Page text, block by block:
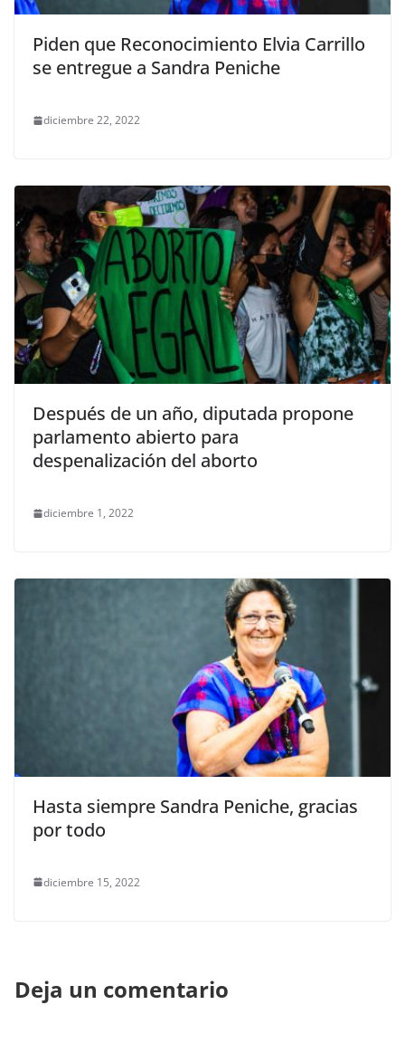
Piden que Reconocimiento Elvia Carrillo
se entregue a Sandra Peniche
diciembre 22, 2022
Después de un año, diputada propone
parlamento abierto para
despenalización del aborto
diciembre 1, 2022
Hasta siempre Sandra Peniche, gracias
por todo
diciembre 15, 2022
Deja un comentario